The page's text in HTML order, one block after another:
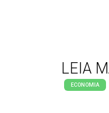
LEIA
ECONOMIA